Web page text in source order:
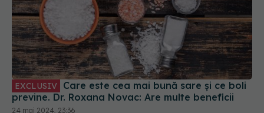
EXCLUSIV Care este cea mai bună sare și ce boli
previne. Dr. Roxana Novac: Are multe beneficii
24 mai 2024, 23:36